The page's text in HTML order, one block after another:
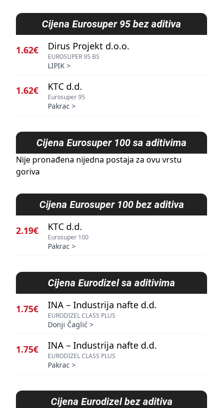
Cijena Eurosuper 95 bez aditiva
1.62€ Dirus Projekt d.o.o.
EUROSUPER 95 BS
LIPIK >
1.62€ KTC d.d.
Eurosuper 95
Pakrac >
Cijena Eurosuper 100 sa aditivima
Nije pronađena nijedna postaja za ovu vrstu
goriva
Cijena Eurosuper 100 bez aditiva
2.19€ KTC d.d.
Eurosuper 100
Pakrac >
Cijena Eurodizel sa aditivima
1.75€ INA – Industrija nafte d.d.
EURODIZEL CLASS PLUS
Donji Čaglić >
1.75€ INA – Industrija nafte d.d.
EURODIZEL CLASS PLUS
Pakrac >
Cijena Eurodizel bez aditiva